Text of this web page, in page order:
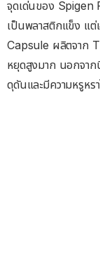
จุดเด่นของ Spigen
เป็นพลาสติกแข็ง แต่
Capsule ผลิตจาก
หยุดสูงมาก นอกจาก
ดุดันและมีความหรูหร